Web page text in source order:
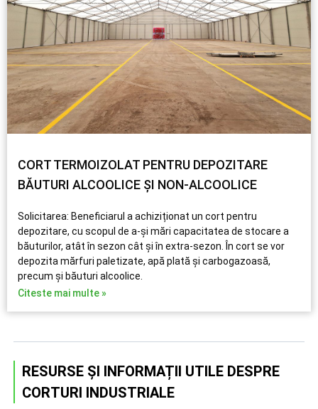
CORT TERMOIZOLAT PENTRU DEPOZITARE
BĂUTURI ALCOOLICE ȘI NON-ALCOOLICE
Solicitarea: Beneficiarul a achiziționat un cort pentru
depozitare, cu scopul de a-și mări capacitatea de stocare a
băuturilor, atât în sezon cât și în extra-sezon. În cort se vor
depozita mărfuri paletizate, apă plată și carbogazoasă,
precum și băuturi alcoolice.
Citeste mai multe »
RESURSE ȘI INFORMAȚII UTILE DESPRE
CORTURI INDUSTRIALE